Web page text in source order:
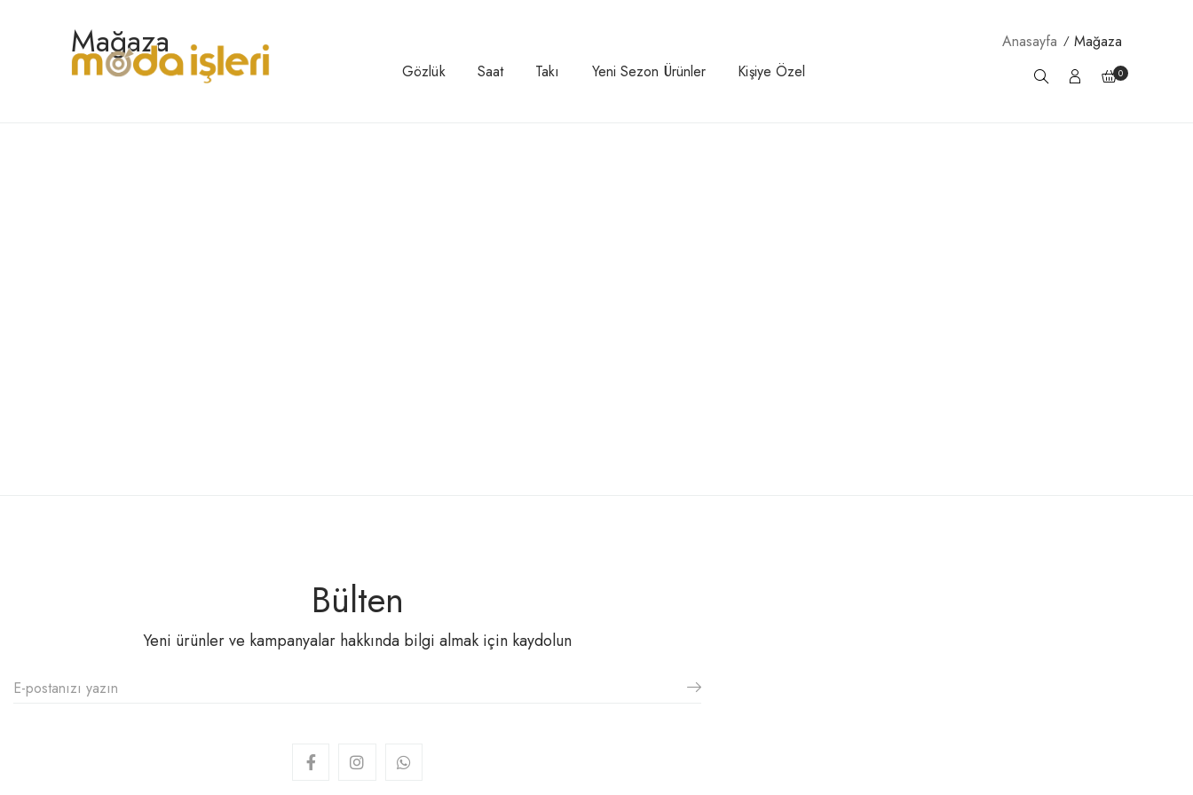
Gözlük Saat Takı Yeni Sezon Ürünler Kişiye Özel 0
Mağaza Anasayfa Mağaza
Bülten
Yeni ürünler ve kampanyalar hakkında bilgi almak için kaydolun